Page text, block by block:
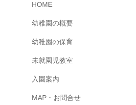
HOME
幼稚園の概要
幼稚園の保育
未就園児教室
入園案内
MAP・お問合せ